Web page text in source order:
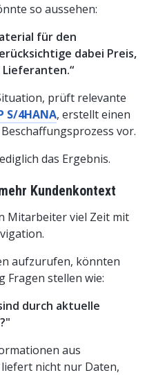
so aussehen:
für den
dabei Preis,
prüft relevante
S/4HANA, erstellt einen
vor.
das Ergebnis.
Kundenkontext
Mitarbeiter viel Zeit mit
aufzurufen, könnten
stellen wie:
durch aktuelle
aus
nicht nur Daten,